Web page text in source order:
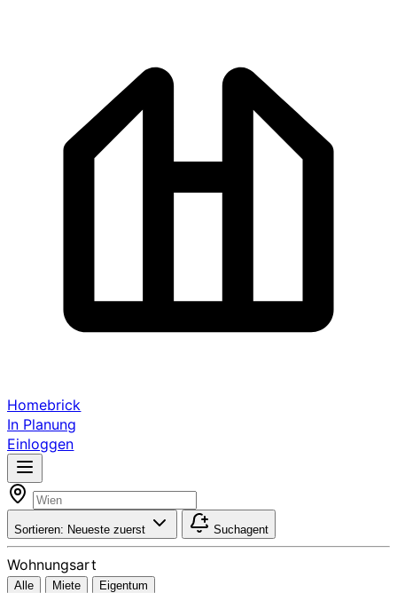
Homebrick
In Planung
Einloggen
Sortieren: Neueste zuerst Suchagent
Wohnungsart
Alle Miete Eigentum